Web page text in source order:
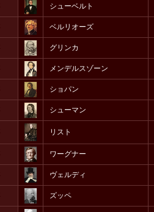
シューベルト
ベルリオーズ
グリンカ
メンデルスゾーン
ショパン
シューマン
リスト
ワーグナー
ヴェルディ
ズッペ